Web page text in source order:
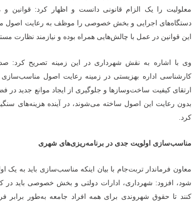
معلولیت را یک الزام قانونی دانست و اظهار کرد: قوانین
دستگاه‌های اجرایی و بخش خصوصی را موظف به رعایت اصول
این قوانین در عمل با چالش‌هایی همراه بوده و نیازمند نظارت
وی با اشاره به نقش شهرداری در این زمینه تصریح کرد: صدور
کارشناسی اداره بهزیستی در زمینه رعایت اصول
ارتقای کیفیت ساخت‌وسازها و جلوگیری از ایجاد موانع جدید
بدون رعایت این اصول ساخته می‌شوند، در آینده هزینه‌های
کرد.
مناسب‌سازی اولویت جدی در برنامه‌ریزی‌های شهری
معاون فرماندار تربت‌جام با بیان اینکه مناسب‌سازی باید به
شود، افزود: شهرداری، ادارات دولتی و بخش خصوصی باید در
کنند تا حقوق شهروندی برای همه افراد جامعه به‌طور برابر